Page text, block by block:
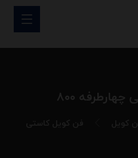
۸۰۰
فن کویل فن کویل کاستی